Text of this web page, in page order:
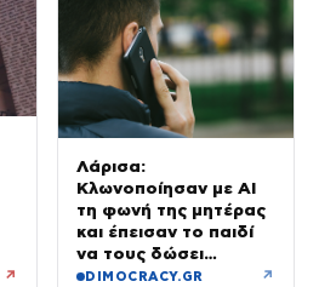
↗
Λάρισα:
Κλωνοποίησαν με AI
τη φωνή της μητέρας
και έπεισαν το παιδί
να τους δώσει
χρήματα και
DIMOCRACY.GR ↗